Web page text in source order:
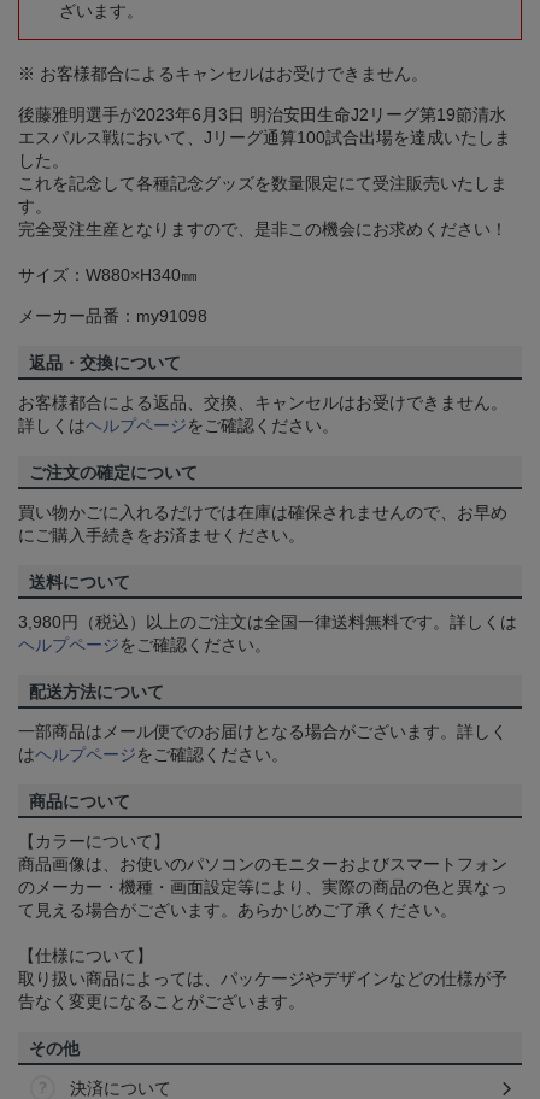
ざいます。
※ お客様都合によるキャンセルはお受けできません。
後藤雅明選手が2023年6月3日 明治安田生命J2リーグ第19節清水
エスパルス戦において、Jリーグ通算100試合出場を達成いたしま
した。
これを記念して各種記念グッズを数量限定にて受注販売いたしま
す。
完全受注生産となりますので、是非この機会にお求めください！
サイズ：W880×H340㎜
メーカー品番：my91098
返品・交換について
お客様都合による返品、交換、キャンセルはお受けできません。
詳しくはヘルプページをご確認ください。
ご注文の確定について
買い物かごに入れるだけでは在庫は確保されませんので、お早め
にご購入手続きをお済ませください。
送料について
3,980円（税込）以上のご注文は全国一律送料無料です。詳しくは
ヘルプページをご確認ください。
配送方法について
一部商品はメール便でのお届けとなる場合がございます。詳しく
はヘルプページをご確認ください。
商品について
【カラーについて】
商品画像は、お使いのパソコンのモニターおよびスマートフォン
のメーカー・機種・画面設定等により、実際の商品の色と異なっ
て見える場合がございます。あらかじめご了承ください。
【仕様について】
取り扱い商品によっては、パッケージやデザインなどの仕様が予
告なく変更になることがございます。
その他
決済について